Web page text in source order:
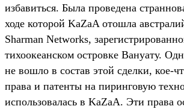
избавиться. Была проведена
ходе которой KaZaA отошла
Sharman Networks,
тихоокеанском островке Вануату.
не вошло в состав этой сделки, кое-
права и патенты на пиринговую
использовалась в KaZaA. Эти права